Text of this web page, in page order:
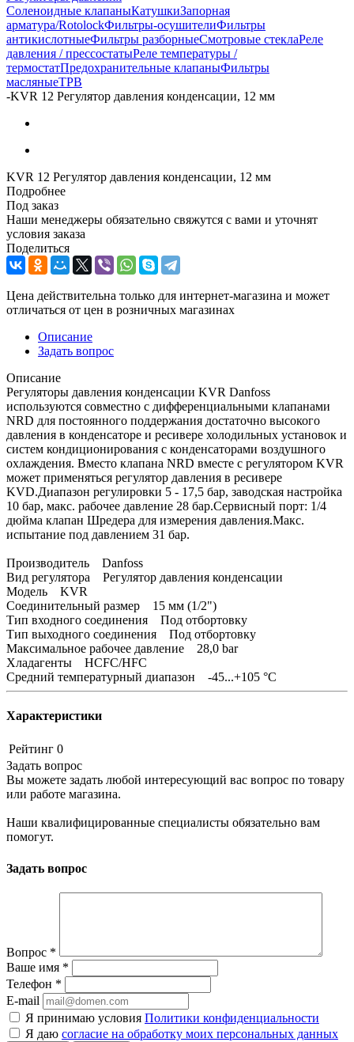
Соленоидные клапаныКатушкиЗапорная
арматура/RotolockФильтры-осушителиФильтры
антикислотныеФильтры разборныеСмотровые стеклаРеле
давления / прессостатыРеле температуры /
термостатПредохранительные клапаныФильтры
масляныеТРВ
-KVR 12 Регулятор давления конденсации, 12 мм
KVR 12 Регулятор давления конденсации, 12 мм
Подробнее
Под заказ
Наши менеджеры обязательно свяжутся с вами и уточнят
условия заказа
Поделиться
Цена действительна только для интернет-магазина и может
отличаться от цен в розничных магазинах
Описание
Задать вопрос
Описание
Регуляторы давления конденсации KVR Danfoss
используются совместно с дифференциальными клапанами
NRD для постоянного поддержания достаточно высокого
давления в конденсаторе и ресивере холодильных установок и
систем кондиционирования с конденсаторами воздушного
охлаждения. Вместо клапана NRD вместе с регулятором KVR
может применяться регулятор давления в ресивере
KVD.Диапазон регулировки 5 - 17,5 бар, заводская настройка
10 бар, макс. рабочее давление 28 бар.Сервисный порт: 1/4
дюйма клапан Шредера для измерения давления.Макс.
испытание под давлением 31 бар.
Производитель Danfoss
Вид регулятора Регулятор давления конденсации
Модель KVR
Соединительный размер 15 мм (1/2")
Тип входного соединения Под отбортовку
Тип выходного соединения Под отбортовку
Максимальное рабочее давление 28,0 bar
Хладагенты HCFC/HFC
Средний температурный диапазон -45...+105 °C
Характеристики
Рейтинг 0
Задать вопрос
Вы можете задать любой интересующий вас вопрос по товару
или работе магазина.
Наши квалифицированные специалисты обязательно вам
помогут.
Задать вопрос
Вопрос *
Ваше имя *
Телефон *
E-mail
Я принимаю условия Политики конфиденциальности
Я даю согласие на обработку моих персональных данных